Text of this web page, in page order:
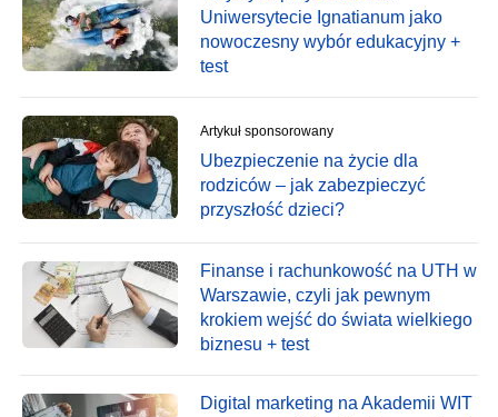
Uniwersytecie Ignatianum jako
nowoczesny wybór edukacyjny +
test
Artykuł sponsorowany
Ubezpieczenie na życie dla
rodziców – jak zabezpieczyć
przyszłość dzieci?
Finanse i rachunkowość na UTH w
Warszawie, czyli jak pewnym
krokiem wejść do świata wielkiego
biznesu + test
Digital marketing na Akademii WIT